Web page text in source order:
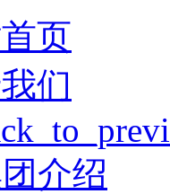
页
们
介绍